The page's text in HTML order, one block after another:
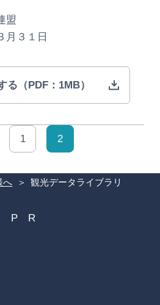
へ 観光データライブラリ
盟
月３１日
る（PDF：1MB）
1 2